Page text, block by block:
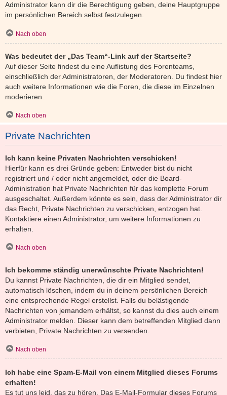
Administrator kann dir die Berechtigung geben, deine Hauptgruppe
im persönlichen Bereich selbst festzulegen.
Nach oben
Was bedeutet der „Das Team“-Link auf der Startseite?
Auf dieser Seite findest du eine Auflistung des Forenteams,
einschließlich der Administratoren, der Moderatoren. Du findest hier
auch weitere Informationen wie die Foren, die diese im Einzelnen
moderieren.
Nach oben
Private Nachrichten
Ich kann keine Privaten Nachrichten verschicken!
Hierfür kann es drei Gründe geben: Entweder bist du nicht
registriert und / oder nicht angemeldet, oder die Board-
Administration hat Private Nachrichten für das komplette Forum
ausgeschaltet. Außerdem könnte es sein, dass der Administrator dir
das Recht, Private Nachrichten zu verschicken, entzogen hat.
Kontaktiere einen Administrator, um weitere Informationen zu
erhalten.
Nach oben
Ich bekomme ständig unerwünschte Private Nachrichten!
Du kannst Private Nachrichten, die dir ein Mitglied sendet,
automatisch löschen, indem du in deinem persönlichen Bereich
eine entsprechende Regel erstellst. Falls du belästigende
Nachrichten von jemandem erhältst, so kannst du dies auch einem
Administrator melden. Dieser kann dem betreffenden Mitglied dann
verbieten, Private Nachrichten zu versenden.
Nach oben
Ich habe eine Spam-E-Mail von einem Mitglied dieses Forums
erhalten!
Es tut uns leid, das zu hören. Das E-Mail-Formular dieses Forums